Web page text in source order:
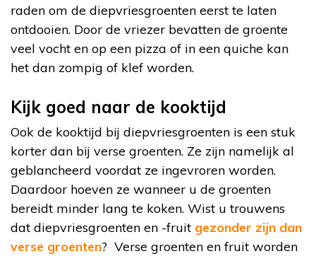
raden om de diepvriesgroenten eerst te laten
ontdooien. Door de vriezer bevatten de groente
veel vocht en op een pizza of in een quiche kan
het dan zompig of klef worden.
Kijk goed naar de kooktijd
Ook de kooktijd bij diepvriesgroenten is een stuk
korter dan bij verse groenten. Ze zijn namelijk al
geblancheerd voordat ze ingevroren worden.
Daardoor hoeven ze wanneer u de groenten
bereidt minder lang te koken. Wist u trouwens
dat diepvriesgroenten en -fruit gezonder zijn dan
verse groenten? Verse groenten en fruit worden